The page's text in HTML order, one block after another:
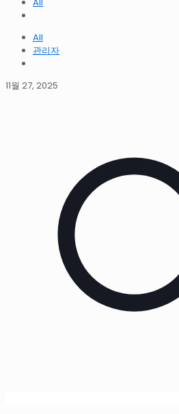
All
관리자
11월 27, 2025